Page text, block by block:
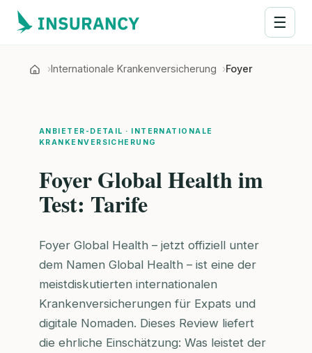
☰
Internationale Krankenversicherung Foyer
ANBIETER-DETAIL · INTERNATIONALE
KRANKENVERSICHERUNG
Foyer Global Health im
Test: Tarife
Foyer Global Health – jetzt offiziell unter
dem Namen Global Health – ist eine der
meistdiskutierten internationalen
Krankenversicherungen für Expats und
digitale Nomaden. Dieses Review liefert
die ehrliche Einschätzung: Was leistet der